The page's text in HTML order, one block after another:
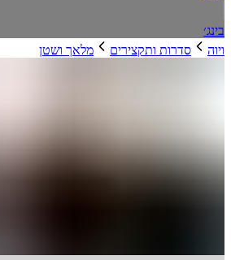
בינג׳
ויוה
סדרות ותקצירים מלאך ושטן